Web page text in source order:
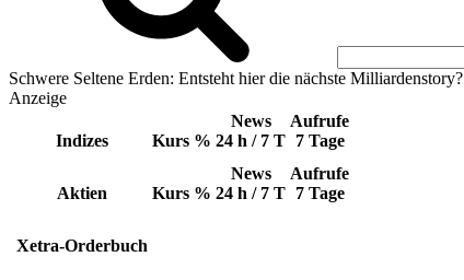
Schwere Seltene Erden: Entsteht hier die nächste Milliardenstory?
Anzeige
Indizes Kurs %
News
24 h / 7 T
Aufrufe
7 Tage
Aktien Kurs %
News
24 h / 7 T
Aufrufe
7 Tage
Xetra-Orderbuch